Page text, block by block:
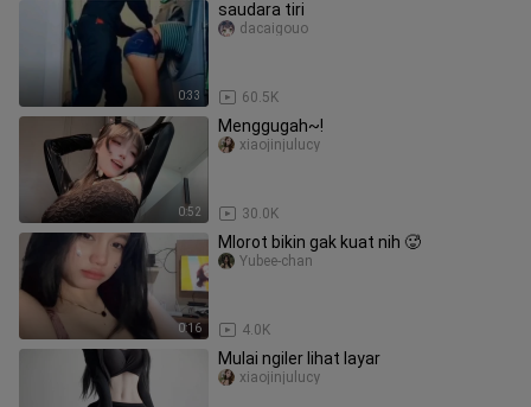
0:33
saudara tiri
60.5K
dacaigouo
0:52
Menggugah~!
30.0K
xiaojinjulucy
0:16
Mlorot bikin gak kuat nih 🥵
4.0K
Yubee-chan
Mulai ngiler lihat layar
xiaojinjulucy